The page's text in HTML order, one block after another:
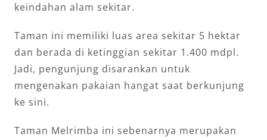
keindahan alam sekitar.
Taman ini memiliki luas area sekitar 5 hektar
dan berada di ketinggian sekitar 1.400 mdpl.
Jadi, pengunjung disarankan untuk
mengenakan pakaian hangat saat berkunjung
ke sini.
Taman Melrimba ini sebenarnya merupakan